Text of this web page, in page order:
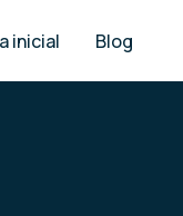
inicial Blog